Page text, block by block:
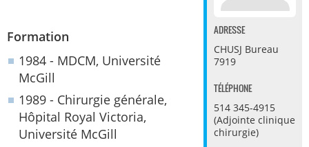
ADRESSE
CHUSJ Bureau
7919
TÉLÉPHONE
514 345-4915
(Adjointe clinique
chirurgie)
Formation
1984 - MDCM, Université
McGill
1989 - Chirurgie générale,
Hôpital Royal Victoria,
Université McGill